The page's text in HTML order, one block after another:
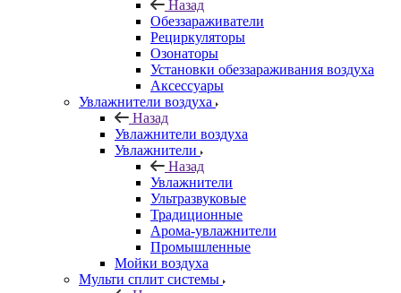
Назад
Обеззараживатели
Рециркуляторы
Озонаторы
Установки обеззараживания воздуха
Аксессуары
Увлажнители воздуха
Назад
Увлажнители воздуха
Увлажнители
Назад
Увлажнители
Ультразвуковые
Традиционные
Арома-увлажнители
Промышленные
Мойки воздуха
Мульти сплит системы